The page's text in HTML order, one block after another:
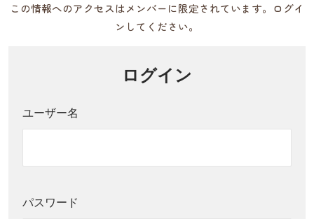
この情報へのアクセスはメンバーに限定されています。ログイ
ンしてください。
ログイン
ユーザー名
パスワード